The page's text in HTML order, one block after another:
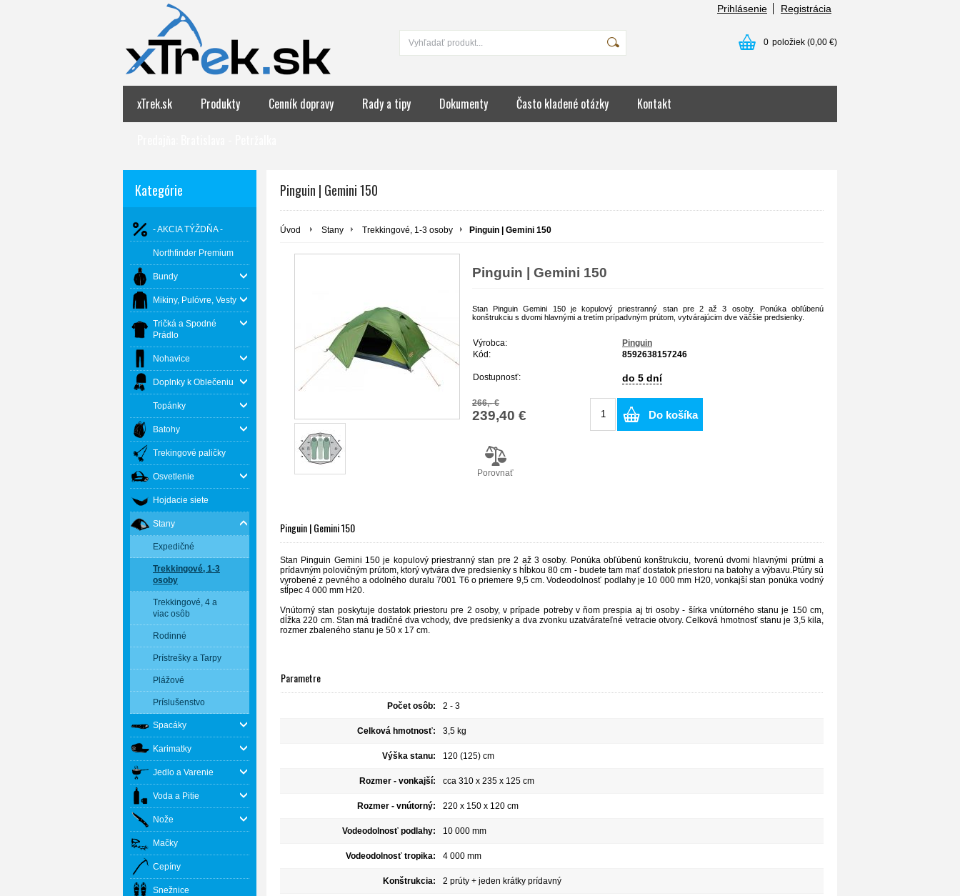
Prihlásenie Registrácia
0 položiek (0,00 €)
xTrek.sk Produkty Cenník dopravy Rady a tipy Dokumenty Často kladené otázky Kontakt
Kategórie
- AKCIA TÝŽDŇA -
Northfinder Premium
Bundy
Mikiny, Pulóvre, Vesty
Tričká a Spodné
Prádlo
Nohavice
Doplnky k Oblečeniu
Topánky
Batohy
Trekingové paličky
Osvetlenie
Hojdacie siete
Stany
Expedičné
Trekkingové, 1-3
osoby
Trekkingové, 4 a
viac osôb
Rodinné
Prístrešky a Tarpy
Plážové
Príslušenstvo
Spacáky
Karimatky
Jedlo a Varenie
Voda a Pitie
Nože
Mačky
Cepíny
Snežnice
Pinguin | Gemini 150
Úvod Stany Trekkingové, 1-3 osoby Pinguin | Gemini 150
Pinguin | Gemini 150
Stan Pinguin Gemini 150 je kopulový priestranný stan pre 2 až 3 osoby. Ponúka obľúbenú
konštrukciu s dvomi hlavnými a tretím prípadvným prútom, vytvárajúcim dve väčšie predsienky.
Výrobca:
Pinguin
Kód:
8592638157246
Dostupnosť: do 5 dní
266,- €
239,40 € Do košíka
Porovnať
Pinguin | Gemini 150
Stan Pinguin Gemini 150 je kopulový priestranný stan pre 2 až 3 osoby. Ponúka obľúbenú konštrukciu, tvorenú dvomi hlavnými prútmi a
prídavným polovičným prútom, ktorý vytvára dve predsienky s hĺbkou 80 cm - budete tam mať dostatok priestoru na batohy a výbavu.Ptúry sú
vyrobené z pevného a odolného duralu 7001 T6 o priemere 9,5 cm. Vodeodolnosť podlahy je 10 000 mm H20, vonkajší stan ponúka vodný
stĺpec 4 000 mm H20.
Vnútorný stan poskytuje dostatok priestoru pre 2 osoby, v prípade potreby v ňom prespia aj tri osoby - šírka vnútorného stanu je 150 cm,
dĺžka 220 cm. Stan má tradičné dva vchody, dve predsienky a dva zvonku uzatvárateľné vetracie otvory. Celková hmotnosť stanu je 3,5 kila,
rozmer zbaleného stanu je 50 x 17 cm.
Parametre
Počet osôb: 2 - 3
Celková hmotnosť: 3,5 kg
Výška stanu: 120 (125) cm
Rozmer - vonkajší: cca 310 x 235 x 125 cm
Rozmer - vnútorný: 220 x 150 x 120 cm
Vodeodolnosť podlahy: 10 000 mm
Vodeodolnosť tropika: 4 000 mm
Konštrukcia: 2 prúty + jeden krátky prídavný